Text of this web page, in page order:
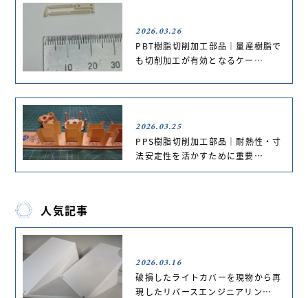
2026.03.26
PBT樹脂切削加工部品｜量産樹脂で
も切削加工が有効となるケー…
2026.03.25
PPS樹脂切削加工部品｜耐熱性・寸
法安定性を活かすために重要…
人気記事
2026.03.16
破損したライトカバーを現物から再
現したリバースエンジニアリン…